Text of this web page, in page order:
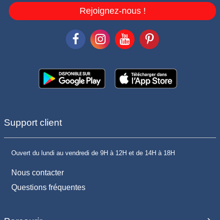
Rejoignez-nous !
Support client
Ouvert du lundi au vendredi de 9H à 12H et de 14H à 18H
Nous contacter
Questions fréquentes